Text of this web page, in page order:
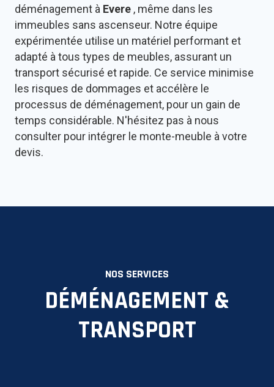
déménagement à Evere , même dans les
immeubles sans ascenseur. Notre équipe
expérimentée utilise un matériel performant et
adapté à tous types de meubles, assurant un
transport sécurisé et rapide. Ce service minimise
les risques de dommages et accélère le
processus de déménagement, pour un gain de
temps considérable. N'hésitez pas à nous
consulter pour intégrer le monte-meuble à votre
devis.
NOS SERVICES
DÉMÉNAGEMENT &
TRANSPORT